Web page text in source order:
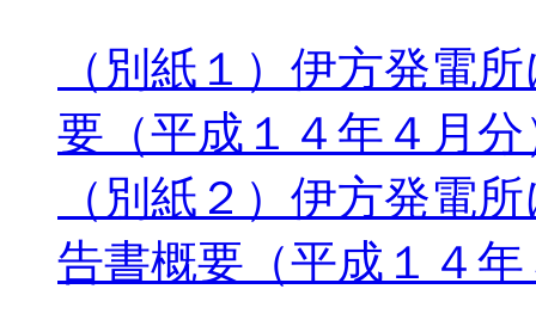
（別紙１）伊方発電
要（平成１４年４月分
（別紙２）伊方発電
告書概要（平成１４